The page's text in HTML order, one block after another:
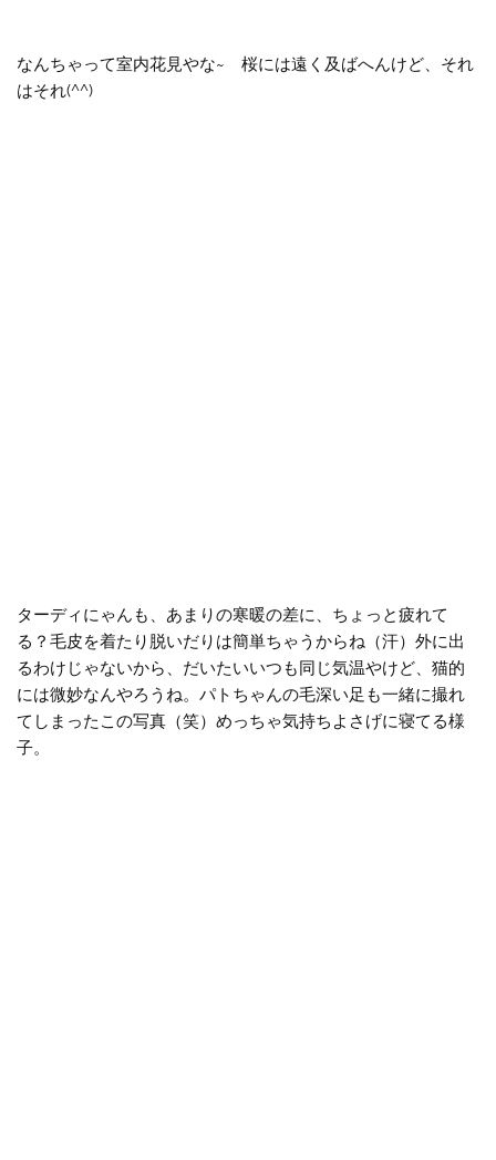
なんちゃって室内花見やな~ 桜には遠く及ばへんけど、それ
はそれ(^^)
ターディにゃんも、あまりの寒暖の差に、ちょっと疲れて
る？毛皮を着たり脱いだりは簡単ちゃうからね（汗）外に出
るわけじゃないから、だいたいいつも同じ気温やけど、猫的
には微妙なんやろうね。パトちゃんの毛深い足も一緒に撮れ
てしまったこの写真（笑）めっちゃ気持ちよさげに寝てる様
子。